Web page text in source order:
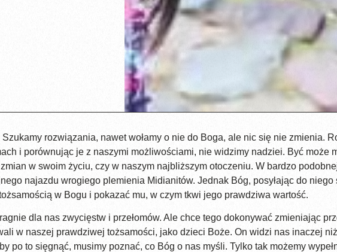
rozwiązania, nawet wołamy o nie do Boga, ale nic się nie zmienia.
i porównując je z naszymi możliwościami, nie widzimy nadziei. Być może
w swoim życiu, czy w naszym najbliższym otoczeniu. W bardzo
najazdu wrogiego plemienia Midianitów. Jednak Bóg, posyłając do niego
w Bogu i pokazać mu, w czym tkwi jego prawdziwa wartość.
dla nas zwycięstw i przełomów. Ale chce tego dokonywać zmieniając
w naszej prawdziwej tożsamości, jako dzieci Boże. On widzi nas inaczej
po to sięgnąć, musimy poznać, co Bóg o nas myśli. Tylko tak możemy